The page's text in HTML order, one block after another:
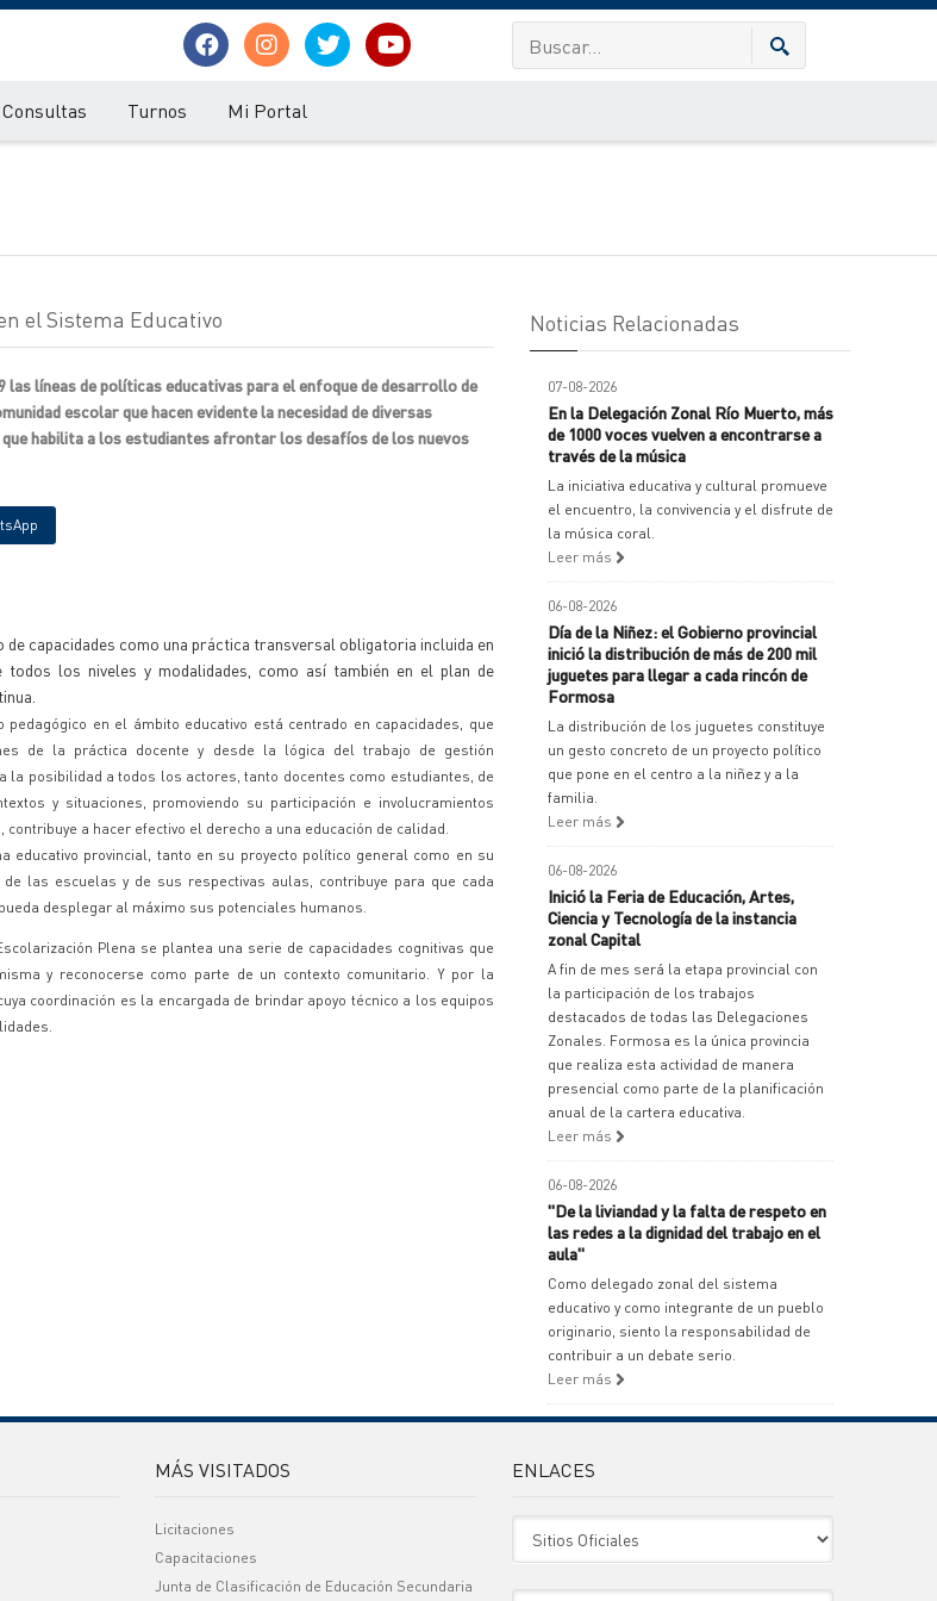
Consultas Turnos Mi Portal
el Sistema Educativo
líneas de políticas educativas para el enfoque de desarrollo de
escolar que hacen evidente la necesidad de diversas
habilita a los estudiantes afrontar los desafíos de los nuevos
capacidades como una práctica transversal obligatoria incluida en
los niveles y modalidades, como así también en el plan de
en el ámbito educativo está centrado en capacidades, que
de la práctica docente y desde la lógica del trabajo de gestión
la posibilidad a todos los actores, tanto docentes como estudiantes, de
y situaciones, promoviendo su participación e involucramientos
contribuye a hacer efectivo el derecho a una educación de calidad.
educativo provincial, tanto en su proyecto político general como en su
las escuelas y de sus respectivas aulas, contribuye para que cada
desplegar al máximo sus potenciales humanos.
Plena se plantea una serie de capacidades cognitivas que
y reconocerse como parte de un contexto comunitario. Y por la
coordinación es la encargada de brindar apoyo técnico a los equipos
Noticias Relacionadas
07-08-2026
En la Delegación Zonal Río Muerto, más
de 1000 voces vuelven a encontrarse a
través de la música
La iniciativa educativa y cultural promueve
el encuentro, la convivencia y el disfrute de
la música coral.
Leer más
06-08-2026
Día de la Niñez: el Gobierno provincial
inició la distribución de más de 200 mil
juguetes para llegar a cada rincón de
Formosa
La distribución de los juguetes constituye
un gesto concreto de un proyecto político
que pone en el centro a la niñez y a la
familia.
Leer más
06-08-2026
Inició la Feria de Educación, Artes,
Ciencia y Tecnología de la instancia
zonal Capital
A fin de mes será la etapa provincial con
la participación de los trabajos
destacados de todas las Delegaciones
Zonales. Formosa es la única provincia
que realiza esta actividad de manera
presencial como parte de la planificación
anual de la cartera educativa.
Leer más
06-08-2026
"De la liviandad y la falta de respeto en
las redes a la dignidad del trabajo en el
aula"
Como delegado zonal del sistema
educativo y como integrante de un pueblo
originario, siento la responsabilidad de
contribuir a un debate serio.
Leer más
MÁS VISITADOS
Licitaciones
Capacitaciones
Junta de Clasificación de Educación Secundaria
ENLACES